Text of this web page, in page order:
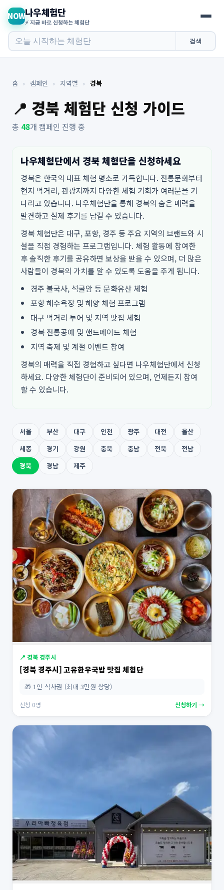
NOW나우체험단
⚡ 지금 바로 신청하는 체험단
검색
홈 › 캠페인 › 지역별 › 경북
📍 경북 체험단 신청 가이드
총 48개 캠페인 진행 중
나우체험단에서 경북 체험단을 신청하세요
경북은 한국의 대표 체험 명소로 가득합니다. 전통문화부터
현지 먹거리, 관광지까지 다양한 체험 기회가 여러분을 기
다리고 있습니다. 나우체험단을 통해 경북의 숨은 매력을
발견하고 실제 후기를 남길 수 있습니다.
경북 체험단은 대구, 포항, 경주 등 주요 지역의 브랜드와 시
설을 직접 경험하는 프로그램입니다. 체험 활동에 참여한
후 솔직한 후기를 공유하면 보상을 받을 수 있으며, 더 많은
사람들이 경북의 가치를 알 수 있도록 도움을 주게 됩니다.
경주 불국사, 석굴암 등 문화유산 체험
포항 해수욕장 및 해양 체험 프로그램
대구 먹거리 투어 및 지역 맛집 체험
경북 전통공예 및 핸드메이드 체험
지역 축제 및 계절 이벤트 참여
경북의 매력을 직접 경험하고 싶다면 나우체험단에서 신청
하세요. 다양한 체험단이 준비되어 있으며, 언제든지 참여
할 수 있습니다.
서울 부산 대구 인천 광주 대전
울산
세종
경기 강원 충북 충남 전북
전남
경북
경남 제주
📍 경북 경주시
[경북 경주시] 고유한우국밥 맛집 체험단
🎁 1인 식사권 (최대 3만원 상당)
신청 0명 신청하기 →